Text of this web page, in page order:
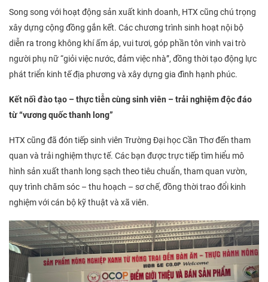
Song song với hoạt động sản xuất kinh doanh, HTX cũng chú trọng
xây dựng cộng đồng gắn kết. Các chương trình sinh hoạt nội bộ
diễn ra trong không khí ấm áp, vui tươi, góp phần tôn vinh vai trò
người phụ nữ “giỏi việc nước, đảm việc nhà”, đồng thời tạo động lực
phát triển kinh tế địa phương và xây dựng gia đình hạnh phúc.
Kết nối đào tạo – thực tiễn cùng sinh viên – trải nghiệm độc đáo
từ “vương quốc thanh long”
HTX cũng đã đón tiếp sinh viên Trường Đại học Cần Thơ đến tham
quan và trải nghiệm thực tế. Các bạn được trực tiếp tìm hiểu mô
hình sản xuất thanh long sạch theo tiêu chuẩn, tham quan vườn,
quy trình chăm sóc – thu hoạch – sơ chế, đồng thời trao đổi kinh
nghiệm với cán bộ kỹ thuật và xã viên.